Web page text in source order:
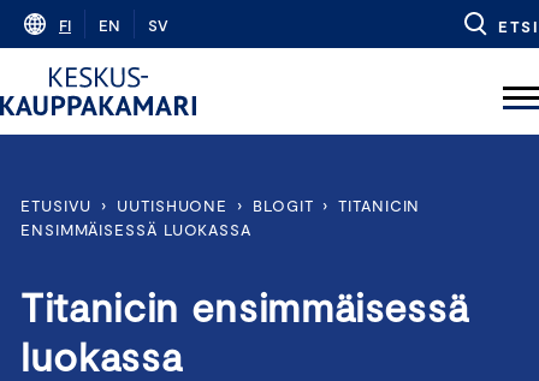
Skip
content
FI EN SV ETSI
ETUSIVU › UUTISHUONE › BLOGIT › TITANICIN
ENSIMMÄISESSÄ LUOKASSA
Titanicin ensimmäisessä
luokassa